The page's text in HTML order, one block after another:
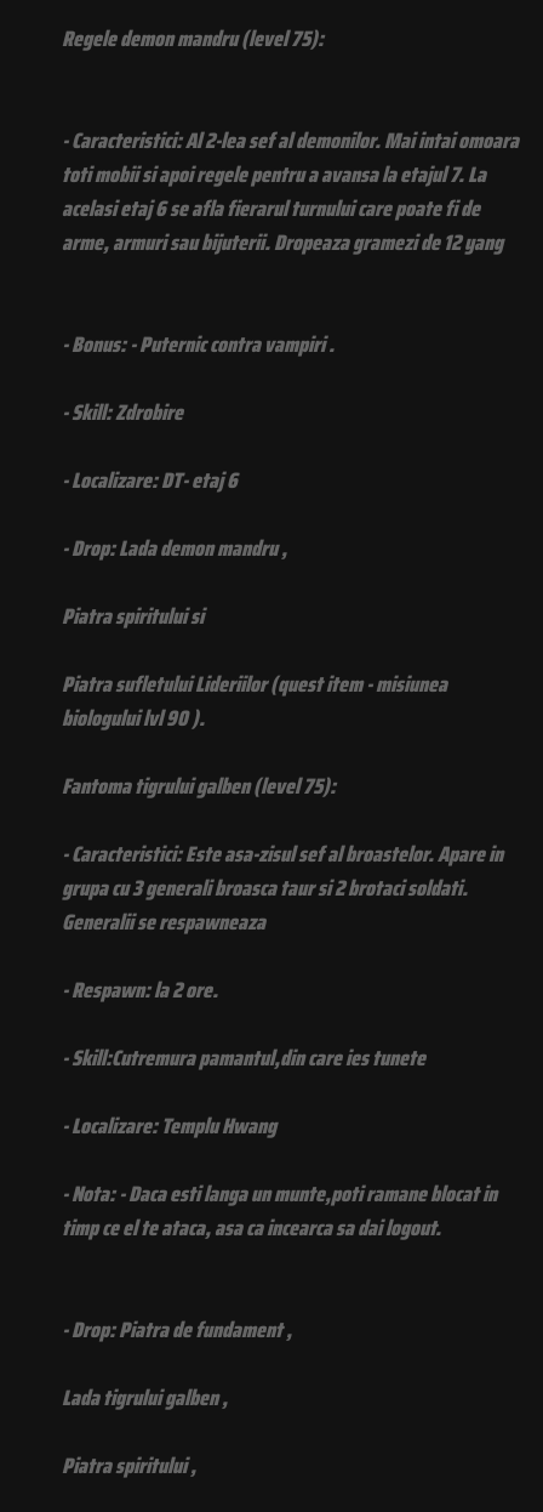
Regele demon mandru (level 75):
- Caracteristici: Al 2-lea sef al demonilor. Mai intai omoara
toti mobii si apoi regele pentru a avansa la etajul 7. La
acelasi etaj 6 se afla fierarul turnului care poate fi de
arme, armuri sau bijuterii. Dropeaza gramezi de 12 yang
- Bonus: - Puternic contra vampiri .
- Skill: Zdrobire
- Localizare: DT- etaj 6
- Drop: Lada demon mandru ,
Piatra spiritului si
Piatra sufletului Lideriilor (quest item - misiunea
biologului lvl 90 ).
Fantoma tigrului galben (level 75):
- Caracteristici: Este asa-zisul sef al broastelor. Apare in
grupa cu 3 generali broasca taur si 2 brotaci soldati.
Generalii se respawneaza
- Respawn: la 2 ore.
- Skill:Cutremura pamantul,din care ies tunete
- Localizare: Templu Hwang
- Nota: - Daca esti langa un munte,poti ramane blocat in
timp ce el te ataca, asa ca incearca sa dai logout.
- Drop: Piatra de fundament ,
Lada tigrului galben ,
Piatra spiritului ,